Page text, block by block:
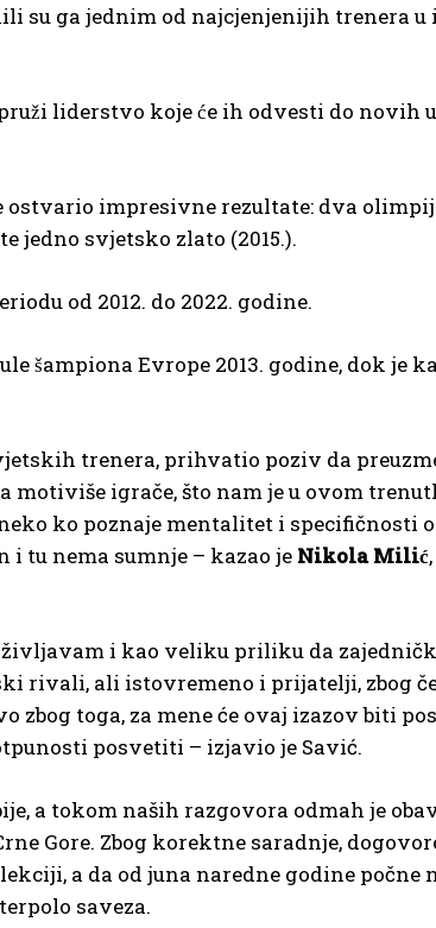
su ga jednim od najcjenjenijih trenera
liderstvo koje će ih odvesti do novih
ostvario impresivne rezultate: dva
jedno svjetsko zlato (2015.).
od 2012. do 2022. godine.
šampiona Evrope 2013. godine, dok je
trenera, prihvatio poziv da
motiviše igrače, što nam je u ovom
ko poznaje mentalitet i specifičnosti
i tu nema sumnje – kazao je Nikola Milić
i kao veliku priliku da
rivali, ali istovremeno i prijatelji, zbog
zbog toga, za mene će ovaj izazov biti
posvetiti – izjavio je Savić.
a tokom naših razgovora odmah je
Gore. Zbog korektne saradnje,
a da od juna naredne godine počne
saveza.